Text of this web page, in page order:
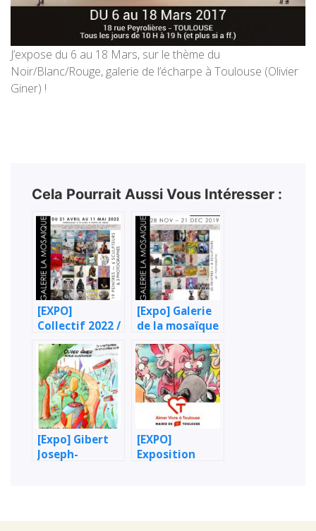
J’expose du 6 au 18 Mars, sur le thème du
Noir/Blanc/Rouge, galerie de l’écharpe à Toulouse (Olivier
Giner) !
Cela Pourrait Aussi Vous Intéresser :
[EXPO]
Collectif 2022 /
La Mosaïque
[Expo] Galerie
de la mosaïque
[Expo] Gibert
Joseph-
[EXPO]
Exposition